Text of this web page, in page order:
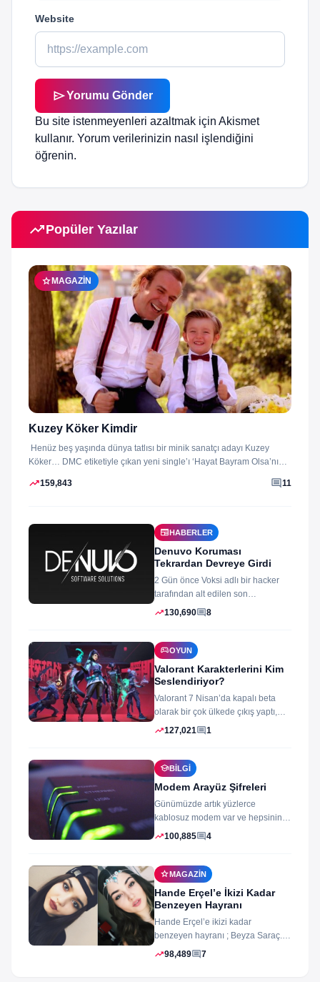
Website
sendYorumu Gönder
Bu site istenmeyenleri azaltmak için Akismet
kullanır. Yorum verilerinizin nasıl işlendiğini
öğrenin.
trending_upPopüler Yazılar
star MAGAZIN
Kuzey Köker Kimdir
Henüz beş yaşında dünya tatlısı bir minik sanatçı adayı Kuzey
Köker… DMC etiketiyle çıkan yeni single’ı ‘Hayat Bayram Olsa’nın
trending_up159,843 comment11
newspaperHABERLER
Denuvo Koruması
Tekrardan Devreye Girdi
2 Gün önce Voksi adlı bir hacker
tarafından alt edilen son
dönemlerin yıkılmaz korsan
trending_up130,690comment8
sports_esportsOYUN
Valorant Karakterlerini Kim
Seslendiriyor?
Valorant 7 Nisan’da kapalı beta
olarak bir çok ülkede çıkış yaptı,
oyun izleyenler ve oynayanlar...
trending_up127,021comment1
schoolBILGI
Modem Arayüz Şifreleri
Günümüzde artık yüzlerce
kablosuz modem var ve hepsinin
arayüz şifleri ve arayüzü farklı
trending_up100,885comment4
starMAGAZIN
Hande Erçel’e İkizi Kadar
Benzeyen Hayranı
Hande Erçel’e ikizi kadar
benzeyen hayranı ; Beyza Saraç.
Son zamanlarda Hande Erçel’e
trending_up98,489comment7